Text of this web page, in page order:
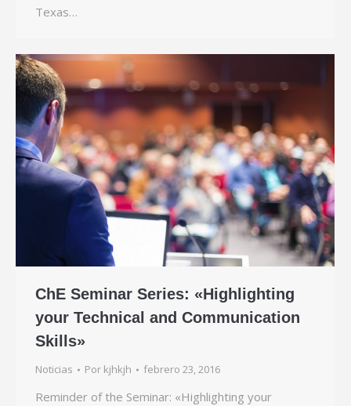
Texas…
ChE Seminar Series: «Highlighting
your Technical and Communication
Skills»
Noticias Por kjhkjh febrero 23, 2016
Reminder of the Seminar: «Highlighting your